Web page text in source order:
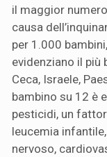
il maggior
causa
per 1.000
evidenziano il più
Ceca, Israele,
bambino su 12 è
pesticidi, un
leucemia
nervoso,